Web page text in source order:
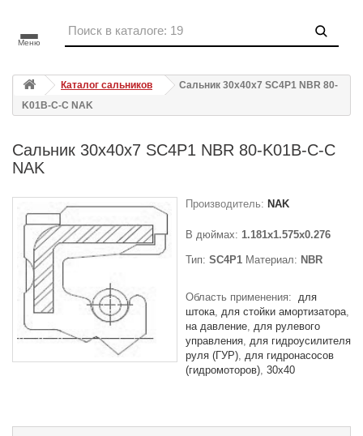
Меню
Каталог сальников
Сальник 30x40x7 SC4P1 NBR 80-
K01B-C-C NAK
Сальник 30x40x7 SC4P1 NBR 80-K01B-C-C
NAK
Производитель: NAK
В дюймах: 1.181x1.575x0.276
Тип: SC4P1 Материал: NBR
Область применения: для
штока для стойки амортизатора
на давление для рулевого
управления для гидроусилителя
руля (ГУР) для гидронасосов
(гидромоторов) 30x40